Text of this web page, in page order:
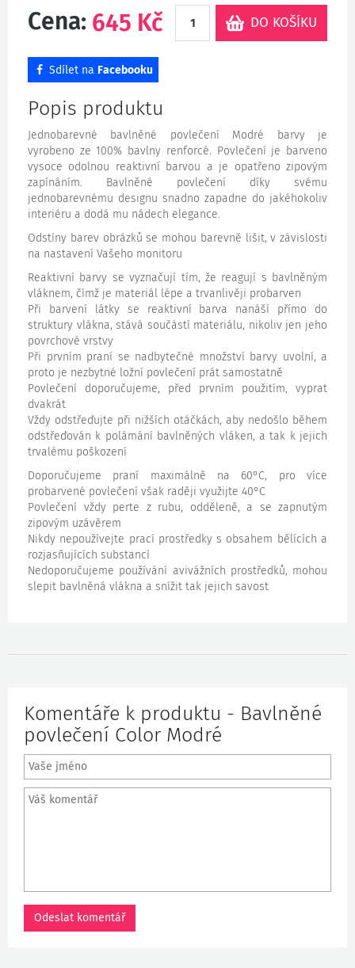
Cena: 645 Kč DO KOŠÍKU
Sdílet na Facebooku
Popis produktu
Jednobarevné bavlněné povlečení Modré barvy je
vyrobeno ze 100% bavlny renforcé. Povlečení je barveno
vysoce odolnou reaktivní barvou a je opatřeno zipovým
zapínáním. Bavlněné povlečení díky svému
jednobarevnému designu snadno zapadne do jakéhokoliv
interiéru a dodá mu nádech elegance.
Odstíny barev obrázků se mohou barevně lišit, v závislosti
na nastavení Vašeho monitoru
Reaktivní barvy se vyznačují tím, že reagují s bavlněným
vláknem, čímž je materiál lépe a trvanlivěji probarven
Při barvení látky se reaktivní barva nanáší přímo do
struktury vlákna, stává součástí materiálu, nikoliv jen jeho
povrchové vrstvy
Při prvním praní se nadbytečné množství barvy uvolní, a
proto je nezbytné ložní povlečení prát samostatně
Povlečení doporučujeme, před prvním použitím, vyprat
dvakrát
Vždy odstřeďujte při nižších otáčkách, aby nedošlo během
odstřeďován k polámání bavlněných vláken, a tak k jejich
trvalému poškození
Doporučujeme praní maximálně na 60°C, pro více
probarvené povlečení však raději využijte 40°C
Povlečení vždy perte z rubu, odděleně, a se zapnutým
zipovým uzávěrem
Nikdy nepoužívejte prací prostředky s obsahem bělících a
rozjasňujících substancí
Nedoporučujeme používání avivážních prostředků, mohou
slepit bavlněná vlákna a snížit tak jejich savost
Komentáře k produktu - Bavlněné
povlečení Color Modré
Odeslat komentář